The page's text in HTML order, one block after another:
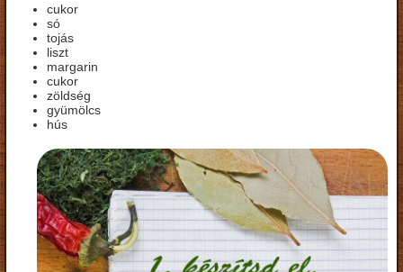
cukor
só
tojás
liszt
margarin
cukor
zöldség
gyümölcs
hús